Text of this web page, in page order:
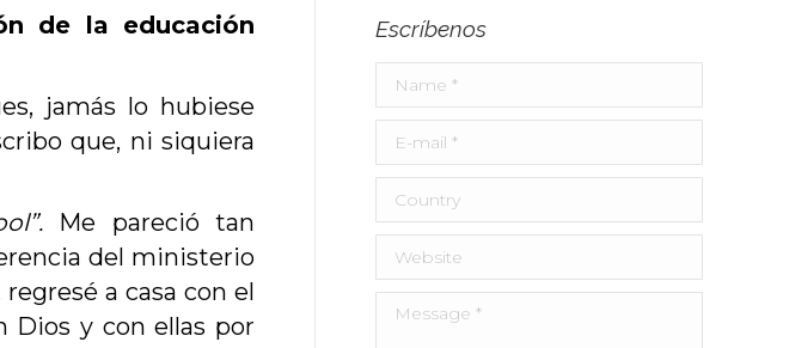
de la educación
jamás lo hubiese
que, ni siquiera
Me pareció tan
del ministerio
a casa con el
Dios y con ellas por
Escríbenos
Name *
E-mail *
Country
Website
Message *